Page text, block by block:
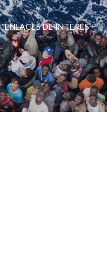
ENLACES DE INTERÉS